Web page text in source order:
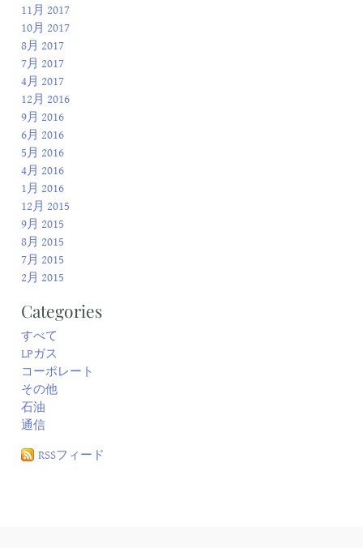
11月 2017
10月 2017
8月 2017
7月 2017
4月 2017
12月 2016
9月 2016
6月 2016
5月 2016
4月 2016
1月 2016
12月 2015
9月 2015
8月 2015
7月 2015
2月 2015
Categories
すべて
LPガス
コーポレート
その他
石油
通信
RSSフィード